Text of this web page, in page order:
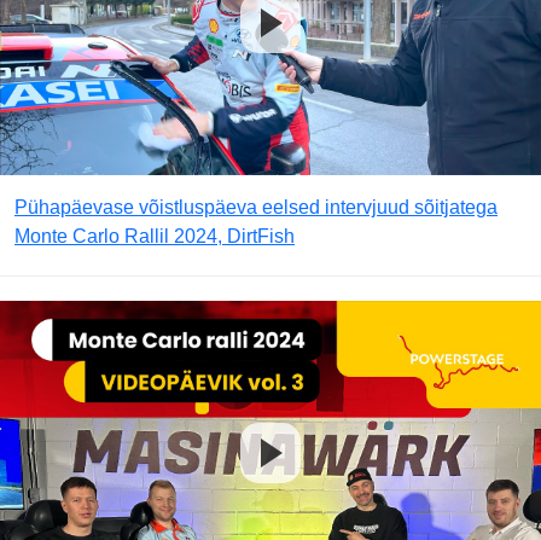
Pühapäevase võistluspäeva eelsed intervjuud sõitjatega
Monte Carlo Rallil 2024, DirtFish